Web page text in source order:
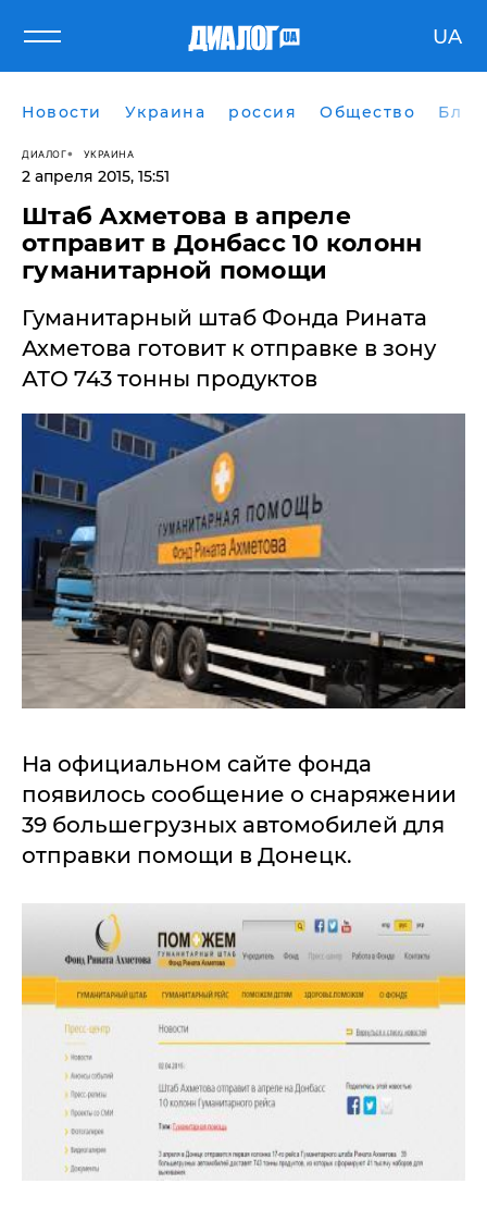
UA
Новости Украина россия Общество
ДИАЛОГ УКРАИНА
2 апреля 2015, 15:51
Штаб Ахметова в апреле
отправит в Донбасс 10 колонн
гуманитарной помощи
Гуманитарный штаб Фонда Рината
Ахметова готовит к отправке в зону
АТО 743 тонны продуктов
На официальном сайте фонда
появилось сообщение о снаряжении
39 большегрузных автомобилей для
отправки помощи в Донецк.